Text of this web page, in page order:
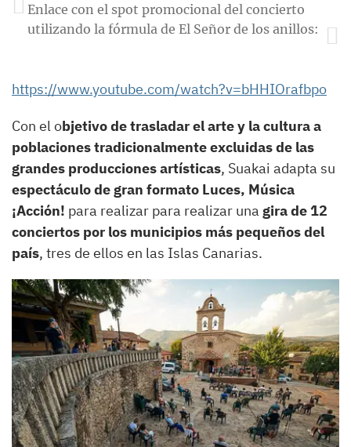
Enlace con el spot promocional del concierto
utilizando la fórmula de El Señor de los anillos:
https://www.youtube.com/watch?v=bHHIOrafbpo
Con el objetivo de trasladar el arte y la cultura a
poblaciones tradicionalmente excluidas de las
grandes producciones artísticas, Suakai adapta su
espectáculo de gran formato Luces, Música
¡Acción! para realizar para realizar una gira de 12
conciertos por los municipios más pequeños del
país, tres de ellos en las Islas Canarias.